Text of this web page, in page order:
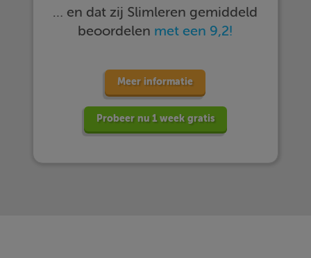
… en dat zij Slimleren gemiddeld
beoordelen met een 9,2!
Meer informatie
Probeer nu 1 week gratis